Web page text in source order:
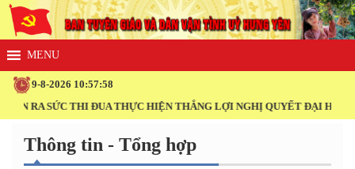
9-8-2026 10:57:59
RA SỨC THI ĐUA THỰC HIỆN THẮNG LỢI NGHỊ QUYẾT ĐẠI HỘI XIV
Thông tin - Tổng hợp